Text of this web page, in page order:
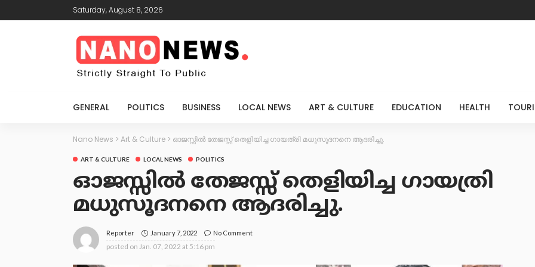
Saturday, August 8, 2026
GENERAL POLITICS BUSINESS LOCAL NEWS ART & CULTURE EDUCATION HEALTH
Nano News > Art & Culture > ഓജസ്സിൽ തേജസ്സ് തെളിയിച്ച ഗായത്രി മധുസൂദനനെ ആദരിച്ചു.
ART & CULTURE LOCAL NEWS POLITICS
ഓജസ്സിൽ തേജസ്സ് തെളിയിച്ച ഗായത്രി
മധുസൂദനനെ ആദരിച്ചു.
Reporter January 7, 2022 No Comment
posted on Jan. 07, 2022 at 5:16 pm